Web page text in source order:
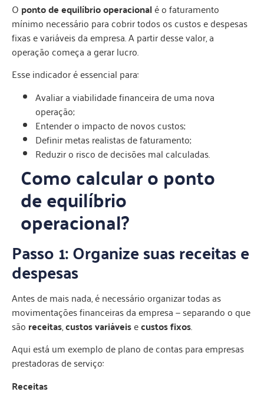
O ponto de equilíbrio operacionalé o faturamento
mínimo necessário para cobrir todos os custos e despesas
fixas e variáveis da empresa. A partir desse valor, a
operação começa a gerar lucro.
Esse indicador é essencial para:
Avaliar a viabilidade financeira de uma nova
operação;
Entender o impacto de novos custos;
Definir metas realistas de faturamento;
Reduzir o risco de decisões mal calculadas.
Como calcular o ponto
de equilíbrio
operacional?
Passo 1: Organize suas receitas e
despesas
Antes de mais nada, é necessário organizar todas as
movimentações financeiras da empresa — separando o que
são receitas,custos variáveisecustos fixos.
Aqui está um exemplo de plano de contas para empresas
prestadoras de serviço:
Receitas